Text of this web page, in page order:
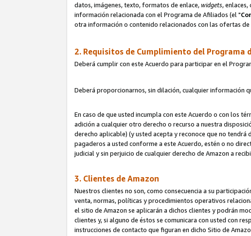
datos, imágenes, texto, formatos de enlace,widgets,
información relacionada con el Programa de Afiliados (el "
otra información o contenido relacionados con las ofertas
2. Requisitos de Cumplimiento del Programa
Deberá cumplir con este Acuerdo para participar en el
Deberá proporcionarnos, sin dilación, cualquier información
En caso de que usted incumpla con este Acuerdo o con los
adición a cualquier otro derecho o recurso a nuestra
derecho aplicable) (y usted acepta y reconoce que no
pagaderos a usted conforme a este Acuerdo, estén o no
judicial y sin perjuicio de cualquier derecho de Amazon a
3. Clientes de Amazon
Nuestros clientes no son, como consecuencia a su
venta, normas, políticas y procedimientos operativos
el sitio de Amazon se aplicarán a dichos clientes y podrán
clientes y, si alguno de éstos se comunicara con usted con
instrucciones de contacto que figuran en dicho Sitio de